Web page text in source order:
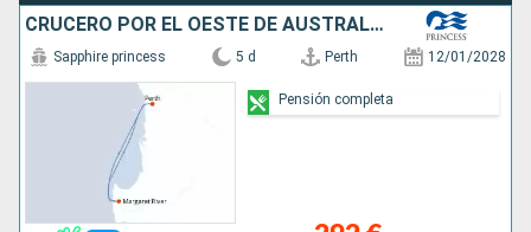
CRUCERO POR EL OESTE DE AUSTRALIA
Sapphire princess 5 d Perth 12/01/2028
Pensión completa